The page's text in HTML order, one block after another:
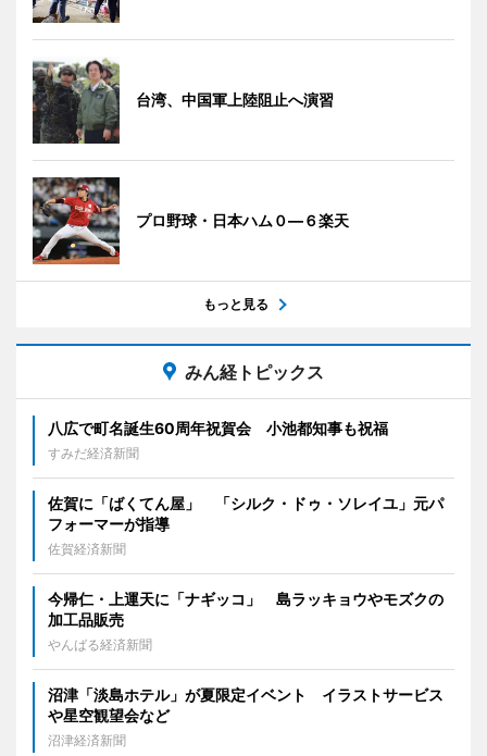
台湾、中国軍上陸阻止へ演習
プロ野球・日本ハム０―６楽天
もっと見る
みん経トピックス
八広で町名誕生60周年祝賀会 小池都知事も祝福
すみだ経済新聞
佐賀に「ばくてん屋」 「シルク・ドゥ・ソレイユ」元パ
フォーマーが指導
佐賀経済新聞
今帰仁・上運天に「ナギッコ」 島ラッキョウやモズクの
加工品販売
やんばる経済新聞
沼津「淡島ホテル」が夏限定イベント イラストサービス
や星空観望会など
沼津経済新聞